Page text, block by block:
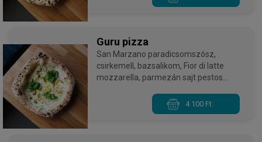
Guru pizza
San Marzano paradicsomszósz,
csirkemell, bazsalikom, Fior di latte
mozzarella, parmezán sajt pestos
4 100 Ft